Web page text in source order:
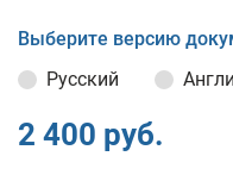
Выберите версию
Русский
2 400 руб.